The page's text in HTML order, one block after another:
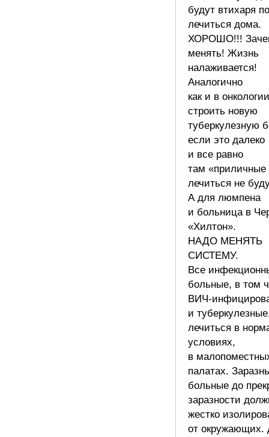
будут втихаря
лечиться дома.
ХОРОШО!!!
менять! Жизнь
налаживается!
Аналогично
как и в
строить новую
туберкулезную
если это далеко
и все равно
там
лечиться не
А для люмпена
и больница в
«Хилтон».
НАДО МЕНЯТЬ
СИСТЕМУ.
Все
больные, в том
ВИЧ-
и
лечиться в
условиях,
в
палатах.
больные до
заразности
жестко
от окружающих.